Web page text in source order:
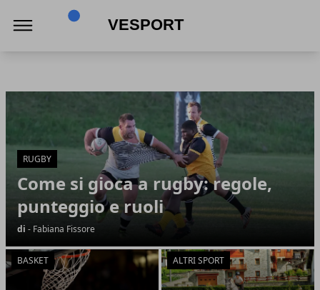
Articoli in Evidenza
RUGBY
Come si gioca a rugby: regole,
punteggio e ruoli
di - Fabiana Fissore
BASKET ALTRI SPORT